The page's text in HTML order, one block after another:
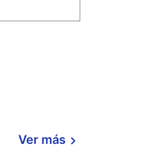
Ver más